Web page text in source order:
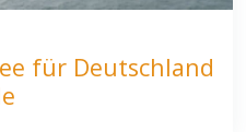
für Deutschland